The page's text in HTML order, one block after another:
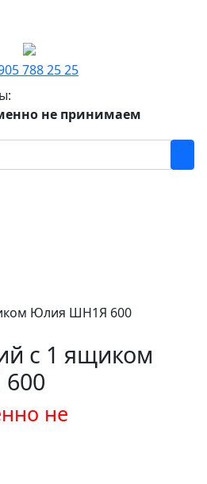
788 25 25
не принимаем
Юлия ШН1Я 600
с 1 ящиком
не